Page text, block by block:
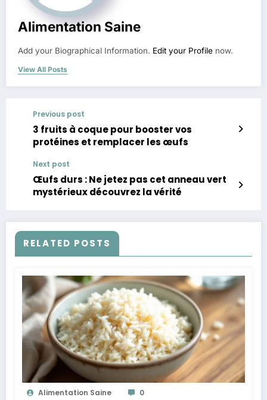
Alimentation Saine
Add your Biographical Information. Edit your Profile now.
View All Posts
Previous post
3 fruits à coque pour booster vos
protéines et remplacer les œufs
Next post
Œufs durs : Ne jetez pas cet anneau vert
mystérieux découvrez la vérité
RELATED POSTS
Alimentation Saine 0